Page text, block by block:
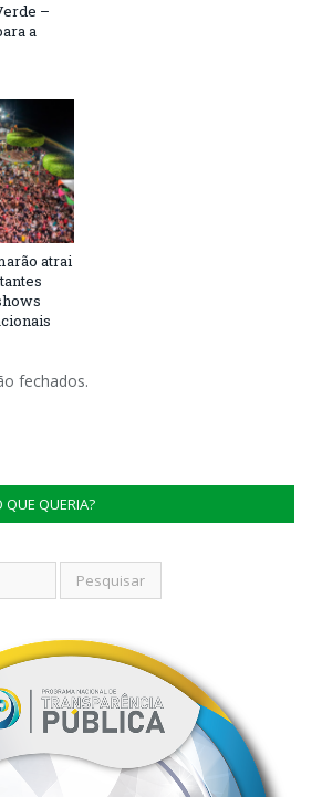
–
a
atrai
fechados.
QUE QUERIA?